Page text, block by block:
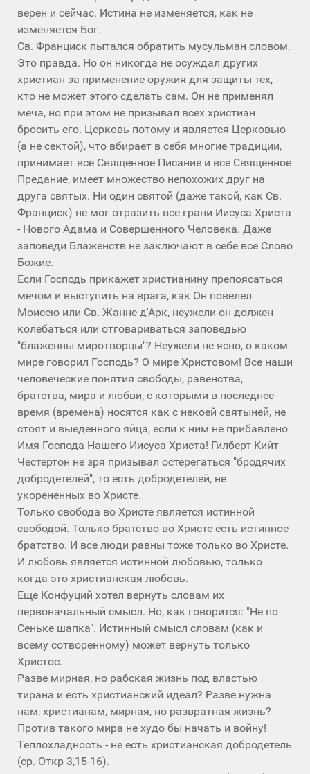
верен и сейчас. Истина не изменяется, как не
изменяется Бог.
Св. Франциск пытался обратить мусульман словом.
Это правда. Но он никогда не осуждал других
христиан за применение оружия для защиты тех,
кто не может этого сделать сам. Он не применял
меча, но при этом не призывал всех христиан
бросить его. Церковь потому и является Церковью
(а не сектой), что вбирает в себя многие традиции,
принимает все Священное Писание и все Священное
Предание, имеет множество непохожих друг на
друга святых. Ни один святой (даже такой, как Св.
Франциск) не мог отразить все грани Иисуса Христа
- Нового Адама и Совершенного Человека. Даже
заповеди Блаженств не заключают в себе все Слово
Божие.
Если Господь прикажет христианину препоясаться
мечом и выступить на врага, как Он повелел
Моисею или Св. Жанне д'Арк, неужели он должен
колебаться или отговариваться заповедью
"блаженны миротворцы"? Неужели не ясно, о каком
мире говорил Господь? О мире Христовом! Все наши
человеческие понятия свободы, равенства,
братства, мира и любви, с которыми в последнее
время (времена) носятся как с некоей святыней, не
стоят и выеденного яйца, если к ним не прибавлено
Имя Господа Нашего Иисуса Христа! Гилберт Кийт
Честертон не зря призывал остерегаться "бродячих
добродетелей", то есть добродетелей, не
укорененных во Христе.
Только свобода во Христе является истинной
свободой. Только братство во Христе есть истинное
братство. И все люди равны тоже только во Христе.
И любовь является истинной любовью, только
когда это христианская любовь.
Еще Конфуций хотел вернуть словам их
первоначальный смысл. Но, как говорится: "Не по
Сеньке шапка". Истинный смысл словам (как и
всему сотворенному) может вернуть только
Христос.
Разве мирная, но рабская жизнь под властью
тирана и есть христианский идеал? Разве нужна
нам, христианам, мирная, но развратная жизнь?
Против такого мира не худо бы начать и войну!
Теплохладность - не есть христианская добродетель
(ср. Откр 3,15-16).